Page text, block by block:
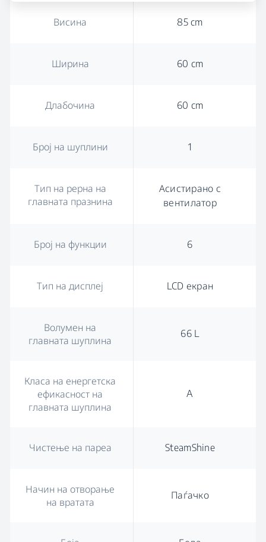
Висина 85 cm
Ширина 60 cm
Длабочина 60 cm
Број на шуплини 1
Тип на рерна на
главната празнина
Асистирано с
вентилатор
Број на функции 6
Тип на дисплеј LCD екран
Волумен на
главната шуплина
66 L
Класа на енергетска
ефикасност на
главната шуплина
A
Чистење на пареа SteamShine
Начин на отворање
на вратата
Паѓачко